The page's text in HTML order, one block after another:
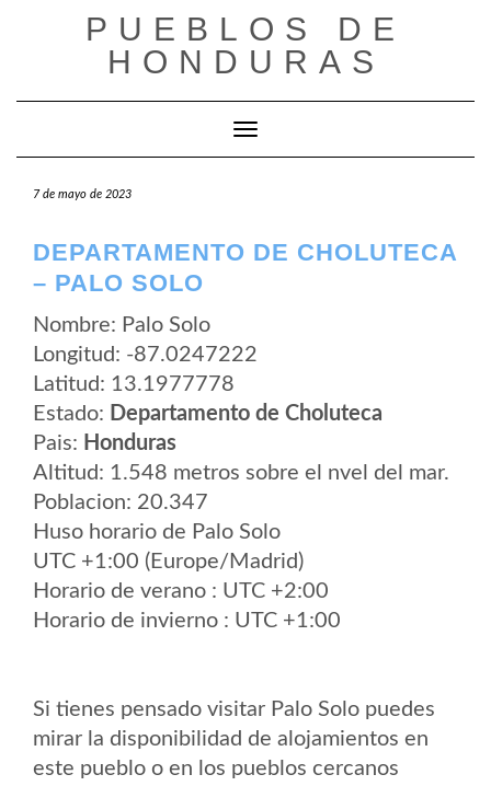
PUEBLOS DE
HONDURAS
Cambiar modo de navegación
7 de mayo de 2023
DEPARTAMENTO DE CHOLUTECA
– PALO SOLO
Nombre: Palo Solo
Longitud: -87.0247222
Latitud: 13.1977778
Estado: Departamento de Choluteca
Pais: Honduras
Altitud: 1.548 metros sobre el nvel del mar.
Poblacion: 20.347
Huso horario de Palo Solo
UTC +1:00 (Europe/Madrid)
Horario de verano : UTC +2:00
Horario de invierno : UTC +1:00
Si tienes pensado visitar Palo Solo puedes
mirar la disponibilidad de alojamientos en
este pueblo o en los pueblos cercanos